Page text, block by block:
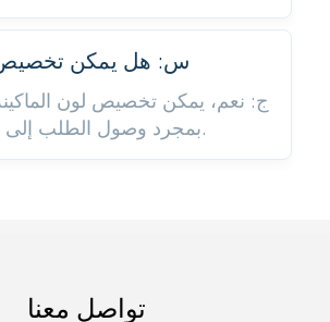
س: هل يمكن تخصيص
ج: نعم، يمكن تخصيص لون
بمجرد وصول الطلب إلى 500 وحدة.
تواصل معنا